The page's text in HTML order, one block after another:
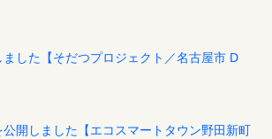
した【そだつプロジェクト／名古屋市 D
開しました【エコスマートタウン野田新町